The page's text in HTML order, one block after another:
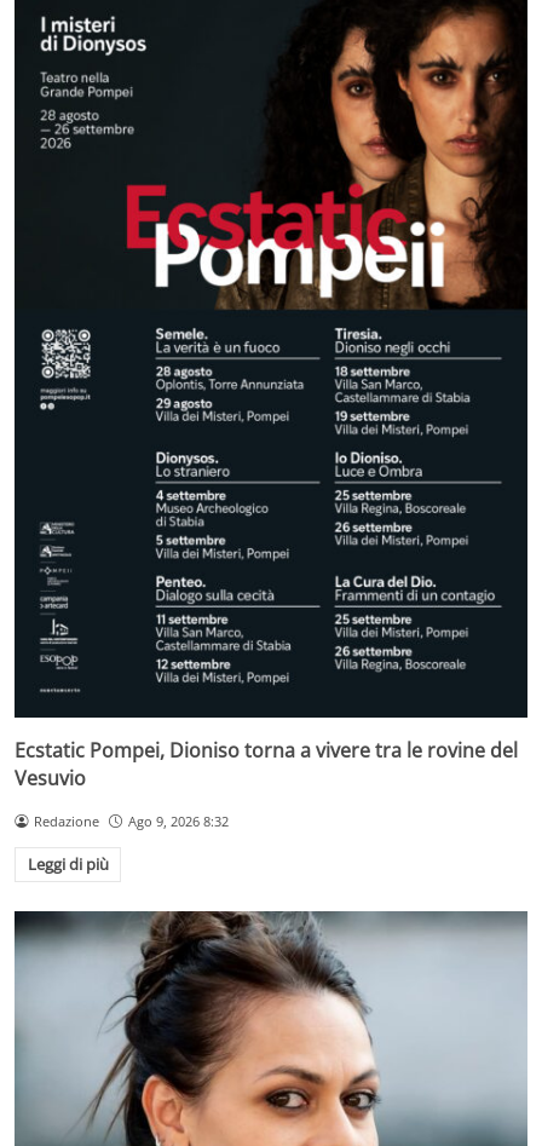
Ecstatic Pompei, Dioniso torna a vivere tra le rovine del
Vesuvio
Redazione Ago 9, 2026 8:32
Leggi di più